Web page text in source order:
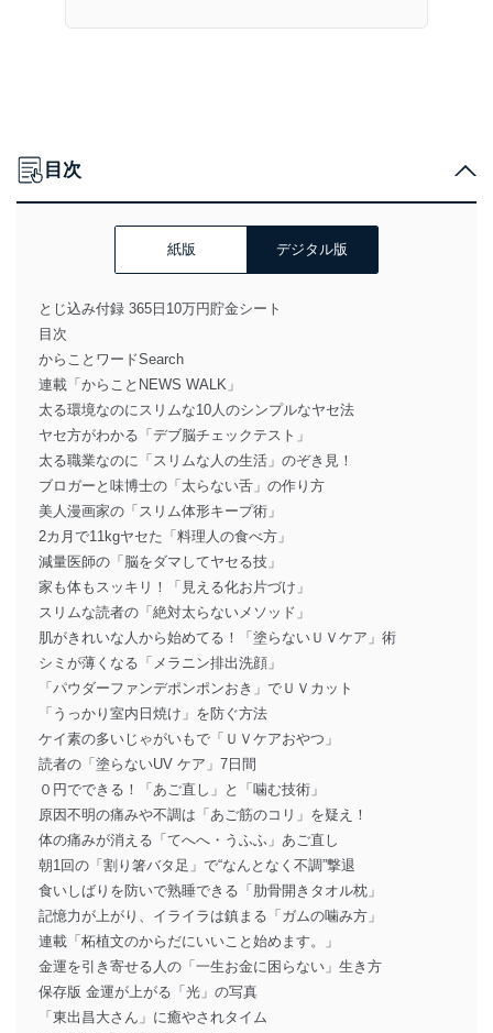
目次
紙版 デジタル版
とじ込み付録 365日10万円貯金シート
目次
からことワードSearch
連載「からことNEWS WALK」
太る環境なのにスリムな10人のシンプルなヤセ法
ヤセ方がわかる「デブ脳チェックテスト」
太る職業なのに「スリムな人の生活」のぞき見！
ブロガーと味博士の「太らない舌」の作り方
美人漫画家の「スリム体形キープ術」
2カ月で11kgヤセた「料理人の食べ方」
減量医師の「脳をダマしてヤセる技」
家も体もスッキリ！「見える化お片づけ」
スリムな読者の「絶対太らないメソッド」
肌がきれいな人から始めてる！「塗らないＵＶケア」術
シミが薄くなる「メラニン排出洗顔」
「パウダーファンデポンポンおき」でＵＶカット
「うっかり室内日焼け」を防ぐ方法
ケイ素の多いじゃがいもで「ＵＶケアおやつ」
読者の「塗らないUV ケア」7日間
０円でできる！「あご直し」と「噛む技術」
原因不明の痛みや不調は「あご筋のコリ」を疑え！
体の痛みが消える「てへへ・うふふ」あご直し
朝1回の「割り箸バタ足」で“なんとなく不調”撃退
食いしばりを防いで熟睡できる「肋骨開きタオル枕」
記憶力が上がり、イライラは鎮まる「ガムの噛み方」
連載「柘植文のからだにいいこと始めます。」
金運を引き寄せる人の「一生お金に困らない」生き方
保存版 金運が上がる「光」の写真
「東出昌大さん」に癒やされタイム